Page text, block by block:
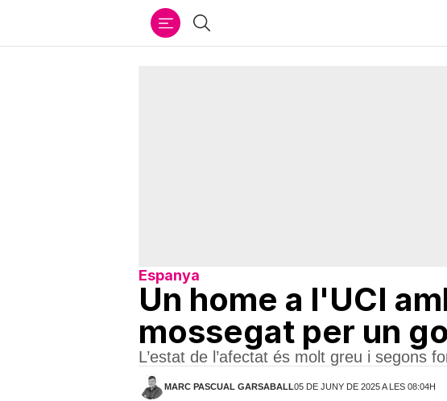
Cercar
Espanya
Un home a l'UCI
mossegat per un
L’estat de l’afectat és molt greu i segons
MARC PASCUAL GARSABALL05 DE JUNY DE 2025 A LES 08:04H